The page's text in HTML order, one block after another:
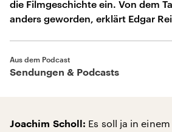
die Filmgeschichte ein. Von dem
anders geworden, erklärt Edgar
Aus dem Podcast
Sendungen & Podcasts
Joachim Scholl: Es soll ja in